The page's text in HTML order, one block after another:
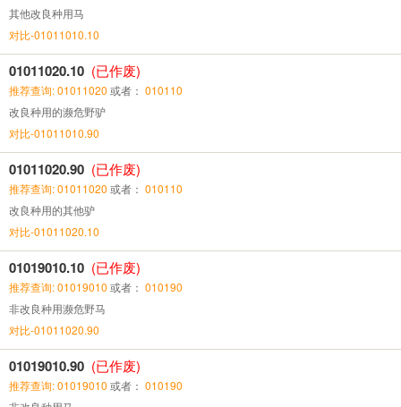
其他改良种用马
对比-01011010.10
01011020.10 (已作废)
推荐查询: 01011020 或者： 010110
改良种用的濒危野驴
对比-01011010.90
01011020.90 (已作废)
推荐查询: 01011020 或者： 010110
改良种用的其他驴
对比-01011020.10
01019010.10 (已作废)
推荐查询: 01019010 或者： 010190
非改良种用濒危野马
对比-01011020.90
01019010.90 (已作废)
推荐查询: 01019010 或者： 010190